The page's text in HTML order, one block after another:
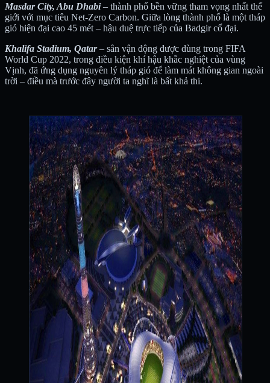
Masdar City, Abu Dhabi– thành phố bền vững tham vọng nhất thế
giới với mục tiêu Net-Zero Carbon. Giữa lòng thành phố là một tháp
gió hiện đại cao 45 mét – hậu duệ trực tiếp của Badgir cổ đại.
Khalifa Stadium, Qatar– sân vận động được dùng trong FIFA
World Cup 2022, trong điều kiện khí hậu khắc nghiệt của vùng
Vịnh, đã ứng dụng nguyên lý tháp gió để làm mát không gian ngoài
trời – điều mà trước đây người ta nghĩ là bất khả thi.